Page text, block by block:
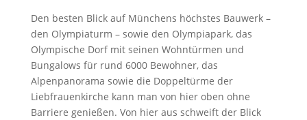
Den besten Blick auf Münchens höchstes Bauwerk –
den Olympiaturm – sowie den Olympiapark, das
Olympische Dorf mit seinen Wohntürmen und
Bungalows für rund 6000 Bewohner, das
Alpenpanorama sowie die Doppeltürme der
Liebfrauenkirche kann man von hier oben ohne
Barriere genießen. Von hier aus schweift der Blick